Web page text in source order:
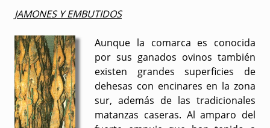
JAMONES Y EMBUTIDOS
Aunque la comarca es conocida
por sus ganados ovinos también
existen grandes superficies de
dehesas con encinares en la zona
sur, además de las tradicionales
matanzas caseras. Al amparo del